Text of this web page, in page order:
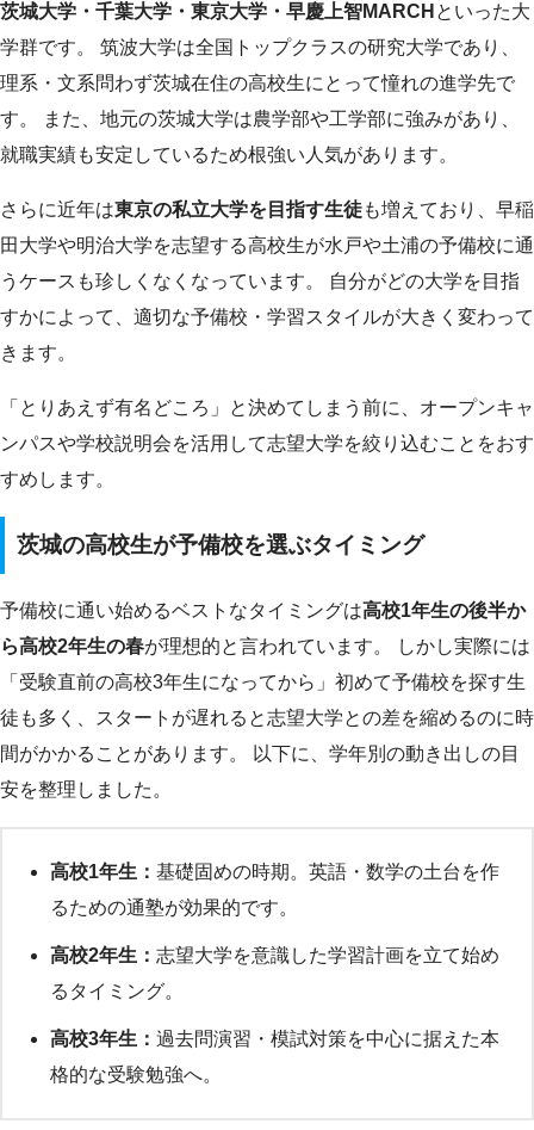
茨城大学・千葉大学・東京大学・早慶上智MARCH といった大
学群です。 筑波大学は全国トップクラスの研究大学であり、
理系・文系問わず茨城在住の高校生にとって憧れの進学先で
す。 また、地元の茨城大学は農学部や工学部に強みがあり、
就職実績も安定しているため根強い人気があります。
さらに近年は東京の私立大学を目指す生徒も増えており、早稲
田大学や明治大学を志望する高校生が水戸や土浦の予備校に通
うケースも珍しくなくなっています。 自分がどの大学を目指
すかによって、適切な予備校・学習スタイルが大きく変わって
きます。
「とりあえず有名どころ」と決めてしまう前に、オープンキャ
ンパスや学校説明会を活用して志望大学を絞り込むことをおす
すめします。
茨城の高校生が予備校を選ぶタイミング
予備校に通い始めるベストなタイミングは高校1年生の後半か
ら高校2年生の春が理想的と言われています。 しかし実際には
「受験直前の高校3年生になってから」初めて予備校を探す生
徒も多く、スタートが遅れると志望大学との差を縮めるのに時
間がかかることがあります。 以下に、学年別の動き出しの目
安を整理しました。
高校1年生： 基礎固めの時期。英語・数学の土台を作
るための通塾が効果的です。
高校2年生： 志望大学を意識した学習計画を立て始め
るタイミング。
高校3年生： 過去問演習・模試対策を中心に据えた本
格的な受験勉強へ。